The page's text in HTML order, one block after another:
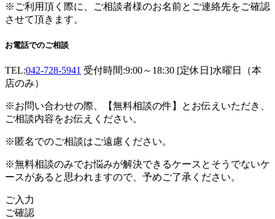
※ご利用頂く際に、ご相談者様のお名前とご連絡先をご確認
させて頂きます。
お電話でのご相談
TEL:042-728-5941 受付時間:9:00～18:30 [定休日]水曜日（本
店のみ）
※お問い合わせの際、【無料相談の件】とお伝えいただき、
ご相談内容をお伝えください。
※匿名でのご相談はご遠慮ください。
※無料相談のみでお悩みが解決できるケースとそうでないケ
ースがあると思われますので、予めご了承ください。
ご入力
ご確認